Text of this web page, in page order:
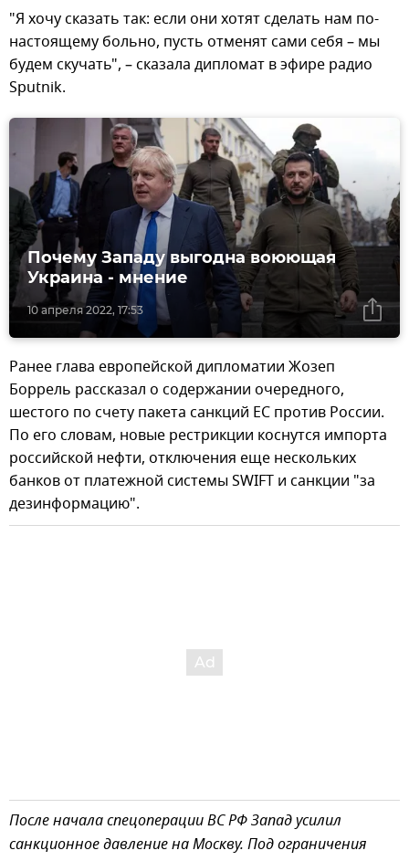
"Я хочу сказать так: если они хотят сделать нам по-
настоящему больно, пусть отменят сами себя – мы
будем скучать", – сказала дипломат в эфире радио
Sputnik.
10 апреля 2022, 17:53
Почему Западу выгодна воюющая
Украина - мнение
Ранее глава европейской дипломатии Жозеп
Боррель рассказал о содержании очередного,
шестого по счету пакета санкций ЕС против России.
По его словам, новые рестрикции коснутся импорта
российской нефти, отключения еще нескольких
банков от платежной системы SWIFT и санкции "за
дезинформацию".
После начала спецоперации ВС РФ Запад усилил
санкционное давление на Москву. Под ограничения